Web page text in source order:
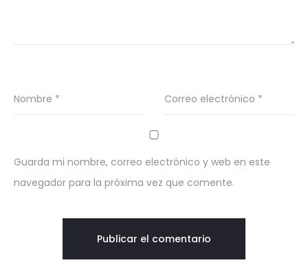
Nombre * Correo electrónico *
Guarda mi nombre, correo electrónico y web en este
navegador para la próxima vez que comente.